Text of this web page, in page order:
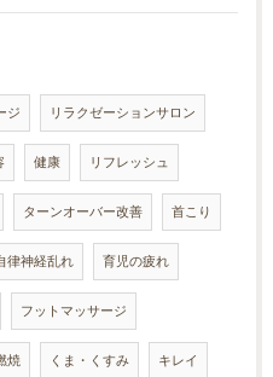
ジ リラクゼーションサロン
健康 リフレッシュ
ターンオーバー改善 首こり
律神経乱れ 育児の疲れ
フットマッサージ
焼 くま・くすみ キレイ